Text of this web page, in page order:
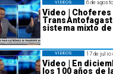
6 de
Video | Choferes
sistema mixto
VIDEOS
17 de julio
Video | En
los 100 años de
VIDEOS